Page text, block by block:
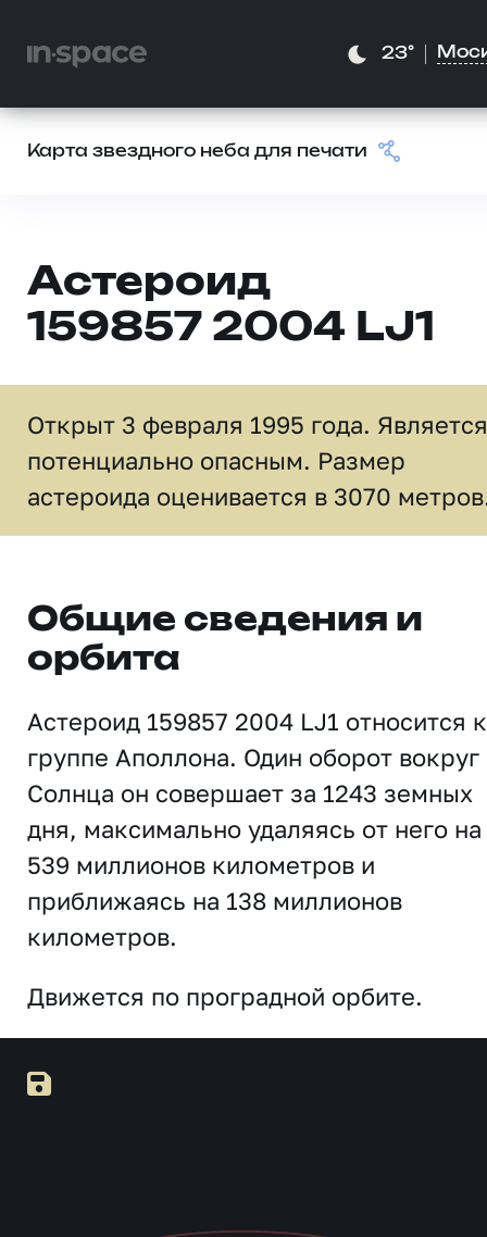
23°
Карта звездного неба для печати
Астероид
159857 2004 LJ1
Открыт 3 февраля 1995 года. Является
потенциально опасным. Размер
астероида оценивается в 3070
Общие сведения и
орбита
Астероид 159857 2004 LJ1 относится к
группе Аполлона. Один оборот вокруг
Солнца он совершает за 1243 земных
дня, максимально удаляясь от него на
539 миллионов километров и
приближаясь на 138 миллионов
километров.
Движется по проградной орбите.